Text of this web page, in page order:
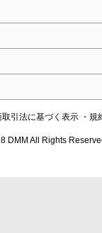
取引法に基づく表示 ・規
DMM All Rights